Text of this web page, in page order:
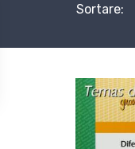
Sortare: